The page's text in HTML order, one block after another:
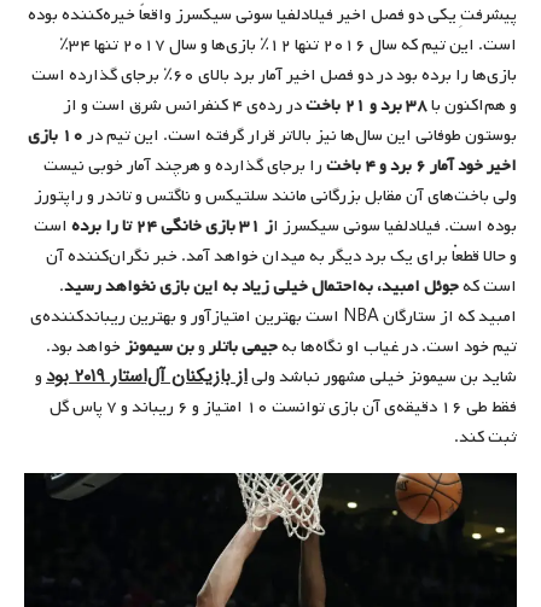
پیشرفتِ یکی دو فصل اخیر فیلادلفیا سونی سیکسرز واقعاً خیره‌کننده بوده
است. این تیم که سال ۲۰۱۶ تنها ۱۲٪ بازی‌ها و سال ۲۰۱۷ تنها ۳۴٪
بازی‌ها را برده بود در دو فصل اخیر آمار برد بالای ۶۰٪ برجای گذارده است
و هم‌اکنون با۳۸ برد و ۲۱ باخت
در رده‌ی ۴ کنفرانس شرق است و از
بوستون طوفانی این سال‌ها نیز بالاتر قرار گرفته است. این تیم در
۱۰ بازی
اخیر خود آمار ۶ برد و ۴ باخت
را برجای گذارده و هرچند آمار خوبی نیست
ولی باخت‌های آن مقابل بزرگانی مانند سلتیکس و ناگتس و تاندر و راپتورز
بوده است. فیلادلفیا سونی سیکسرز از ۳۱ بازی خانگی ۲۴ تا را برده
است
و حالا قطعاْ برای یک برد دیگر به میدان خواهد آمد. خبر نگران‌کننده آن
است کهجوئل امبید، به‌احتمال خیلی زیاد به این بازی نخواهد رسید.
امبید که از ستارگان NBA است بهترین امتیازآور و بهترین ریباندکننده‌ی
تیم خود است. در غیاب او نگاه‌ها بهجیمی باتلروبن سیمونزخواهد بود.
شاید بن سیمونز خیلی مشهور نباشد ولیاز بازیکنان آل‌استار ۲۰۱۹ بود
و
فقط طی ۱۶ دقیقه‌ی آن بازی توانست ۱۰ امتیاز و ۶ ریباند و ۷ پاس گل
ثبت کند.